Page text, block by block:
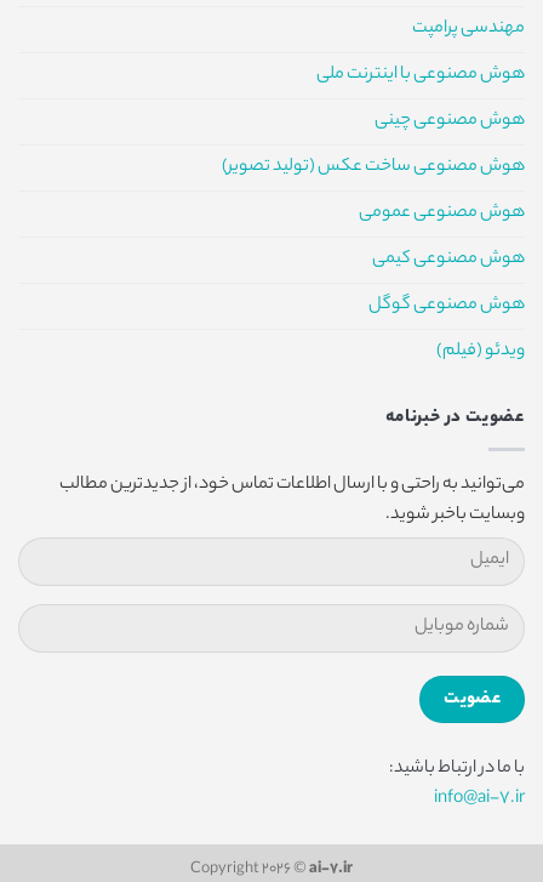
مهندسی پرامپت
هوش مصنوعی با اینترنت ملی
هوش مصنوعی چینی
هوش مصنوعی ساخت عکس (تولید تصویر)
هوش مصنوعی عمومی
هوش مصنوعی کیمی
هوش مصنوعی گوگل
ویدئو (فیلم)
عضویت در خبرنامه
می‌توانید به راحتی و با ارسال اطلاعات تماس خود، از جدیدترین مطالب
وبسایت باخبر شوید.
با ما در ارتباط باشید:
info@ai-7.ir
Copyright 2026 ©ai-7.ir